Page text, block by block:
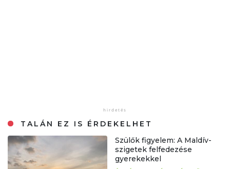
TALÁN EZ IS ÉRDEKELHET
Szülők figyelem: A Maldív-
szigetek felfedezése
gyerekekkel